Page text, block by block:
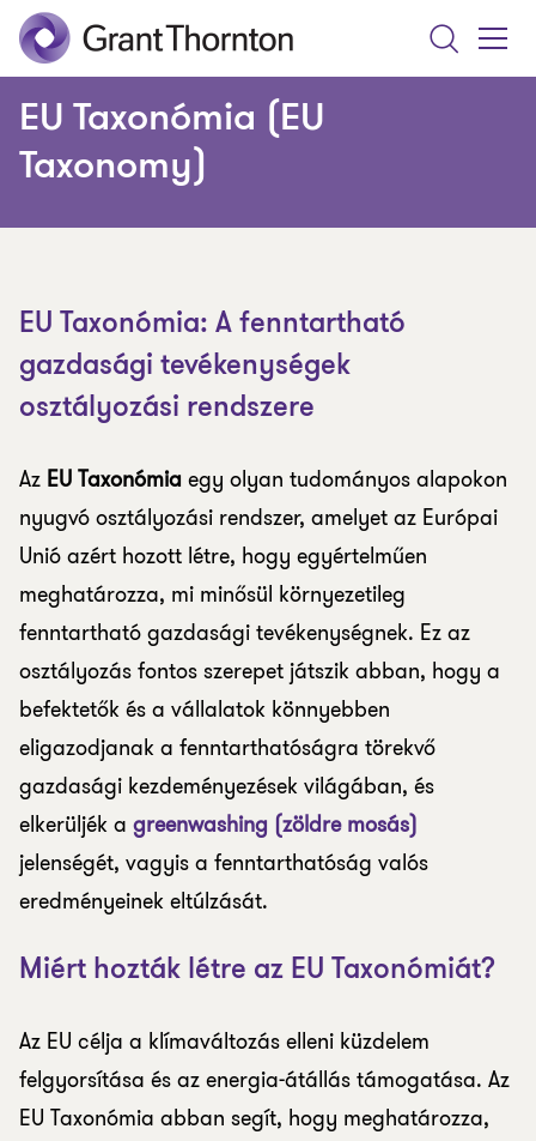
Search
Menu
EU Taxonómia (EU
Taxonomy)
EU Taxonómia: A fenntartható
gazdasági tevékenységek
osztályozási rendszere
Az EU Taxonómia egy olyan tudományos alapokon
nyugvó osztályozási rendszer, amelyet az Európai
Unió azért hozott létre, hogy egyértelműen
meghatározza, mi minősül környezetileg
fenntartható gazdasági tevékenységnek. Ez az
osztályozás fontos szerepet játszik abban, hogy a
befektetők és a vállalatok könnyebben
eligazodjanak a fenntarthatóságra törekvő
gazdasági kezdeményezések világában, és
elkerüljék a greenwashing (zöldre mosás)
jelenségét, vagyis a fenntarthatóság valós
eredményeinek eltúlzását.
Miért hozták létre az EU Taxonómiát?
Az EU célja a klímaváltozás elleni küzdelem
felgyorsítása és az energia-átállás támogatása. Az
EU Taxonómia abban segít, hogy meghatározza,